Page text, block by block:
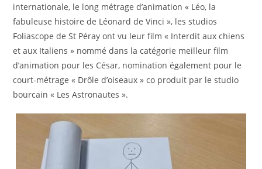
internationale, le long métrage d’animation « Léo, la
fabuleuse histoire de Léonard de Vinci », les studios
Foliascope de St Péray ont vu leur film « Interdit aux chiens
et aux Italiens » nommé dans la catégorie meilleur film
d’animation pour les César, nomination également pour le
court-métrage « Drôle d’oiseaux » co produit par le studio
bourcain « Les Astronautes ».